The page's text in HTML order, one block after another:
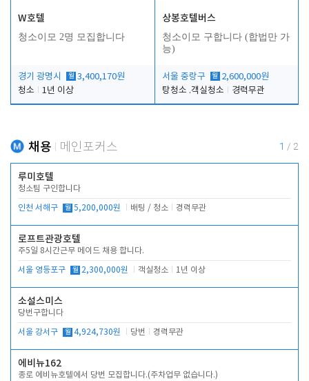
W호텔
청소이모 2명 모집합니다
경기 광명시 월 3,400,170원
청소
1년 이상
상봉호텔버스
청소이모 구합니다 (합법만 가
능)
서울 중랑구 월 2,600,000원
탕청소 .객실청소
경력무관
채용 메인포커스 1 / 2
루미호텔
청소팀 구인합니다
인천 서해구 월 5,200,000원 배팅 / 청소 경력무관
로프트관광호텔
주5일 8시간근무 메이드 채용 합니다.
서울 영등포구 월 2,300,000원 객실청소 1년 이상
소설스미스
당번구합니다
서울 강서구 월 4,924,730원 당번 경력무관
에비뉴162
종로 에비뉴호텔에서 당번 모집합니다.(주차업무 없습니다.)